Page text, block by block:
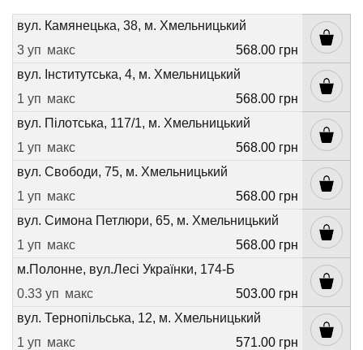
вул. Камянецька, 38, м. Хмельницький
3 уп макс
568.00 грн
вул. Інститутська, 4, м. Хмельницький
1 уп макс
568.00 грн
вул. Пілотська, 117/1, м. Хмельницький
1 уп макс
568.00 грн
вул. Свободи, 75, м. Хмельницький
1 уп макс
568.00 грн
вул. Симона Петлюри, 65, м. Хмельницький
1 уп макс
568.00 грн
м.Полонне, вул.Лесі Українки, 174-Б
0.33 уп макс
503.00 грн
вул. Тернопільська, 12, м. Хмельницький
1 уп макс
571.00 грн